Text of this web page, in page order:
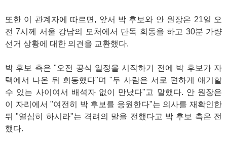
또한 이 관계자에 따르면, 앞서 박 후보와 안 원장은 21일 오
전 7시께 서울 강남의 모처에서 단독 회동을 하고 30분 가량
선거 상황에 대한 의견을 교환했다.
박 후보 측은 "오전 공식 일정을 시작하기 전에 박 후보가 자
택에서 나온 뒤 회동했다"며 "두 사람은 서로 편하게 얘기할
수 있는 사이여서 배석자 없이 만났다"고 말했다. 안 원장은
이 자리에서 "여전히 박 후보를 응원한다"는 의사를 재확인한
뒤 "열심히 하시라"는 격려의 말을 전했다고 박 후보 측은 전
했다.